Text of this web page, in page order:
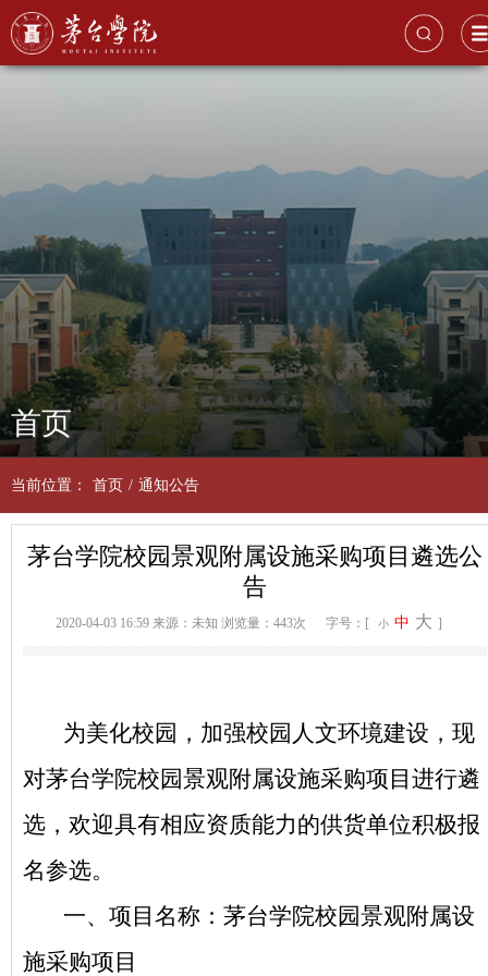
首页
当前位置： 首页 / 通知公告
茅台学院校园景观附属设施采购项目遴选公
告
2020-04-03 16:59 来源：未知 浏览量：443次 字号：[ 小 中 大 ]
为美化校园，加强校园人文环境建设，现
对茅台学院校园景观附属设施采购项目进行遴
选，欢迎具有相应资质能力的供货单位积极报
名参选。
一、项目名称：茅台学院校园景观附属设
施采购项目